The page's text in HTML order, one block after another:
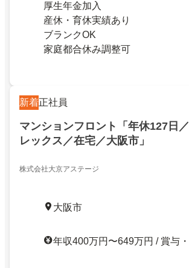
厚生年金加入
産休・育休実績あり
ブランクOK
家庭都合休み調整可
新着正社員
マンションフロント「年休127日
レックス／在宅／大阪市」
株式会社大京アステージ
大阪市
年収400万円〜649万円 / 賞与